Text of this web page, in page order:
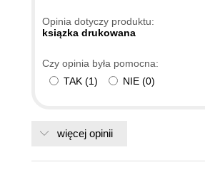
Opinia dotyczy produktu:
ksiązka drukowana
Czy opinia była pomocna:
TAK (1) NIE (0)
więcej opinii